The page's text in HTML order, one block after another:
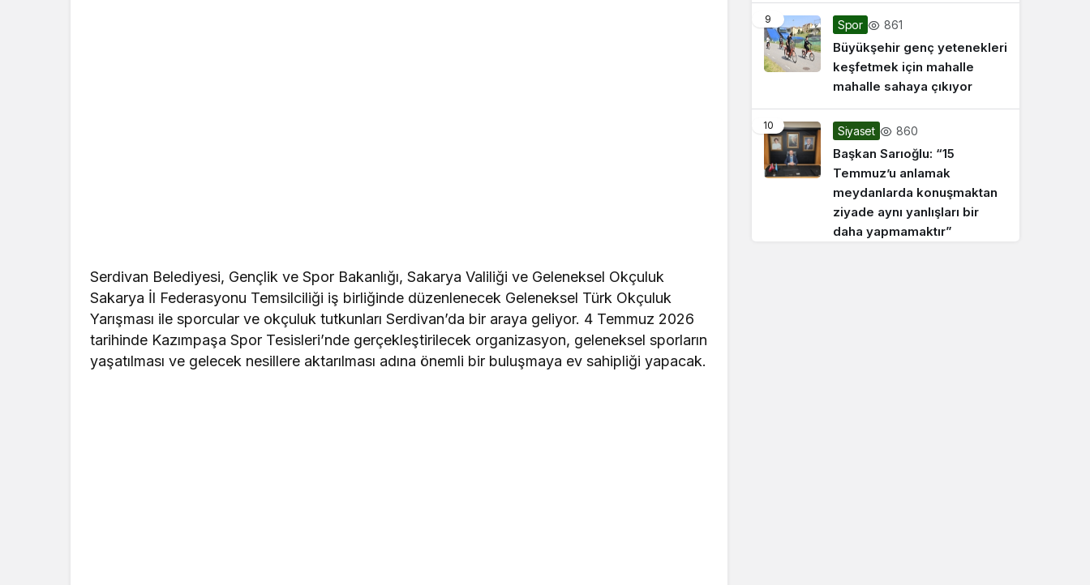
Serdivan Belediyesi, Gençlik ve Spor Bakanlığı, Sakarya Valiliği ve Geleneksel Okçuluk
Sakarya İl Federasyonu Temsilciliği iş birliğinde düzenlenecek Geleneksel Türk Okçuluk
Yarışması ile sporcular ve okçuluk tutkunları Serdivan’da bir araya geliyor. 4 Temmuz 2026
tarihinde Kazımpaşa Spor Tesisleri’nde gerçekleştirilecek organizasyon, geleneksel sporların
yaşatılması ve gelecek nesillere aktarılması adına önemli bir buluşmaya ev sahipliği yapacak.
9 Spor 861
Büyükşehir genç yetenekleri
keşfetmek için mahalle
mahalle sahaya çıkıyor
10 Siyaset 860
Başkan Sarıoğlu: “15
Temmuz’u anlamak
meydanlarda konuşmaktan
ziyade aynı yanlışları bir
daha yapmamaktır”